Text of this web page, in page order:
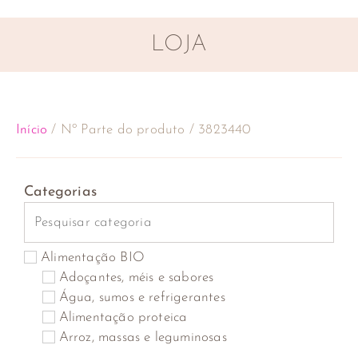
LOJA
Início / Nº Parte do produto / 3823440
Categorias
Alimentação BIO
Adoçantes, méis e sabores
Água, sumos e refrigerantes
Alimentação proteica
Arroz, massas e leguminosas